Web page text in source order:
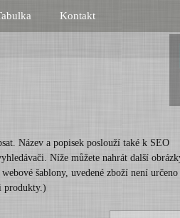
Kontakt
Název a popisek poslouží také k SEO
Níže můžete nahrát další
šablony, uvedené zboží není
produkty.)